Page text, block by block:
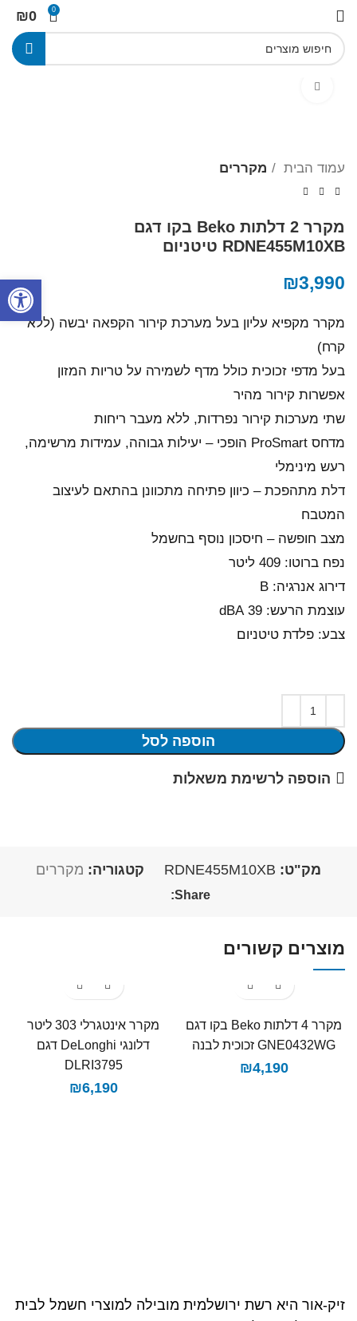
0
₪0
עמוד הבית מקררים
מקרר ‏2 דלתות Beko בקו ‏דגם
RDNE455M10XB טיטניום
₪3,990
מקרר מקפיא עליון בעל מערכת קירור הקפאה יבשה (ללא
קרח)
בעל מדפי זכוכית כולל מדף לשמירה על טריות המזון
אפשרות קירור מהיר
שתי מערכות קירור נפרדות, ללא מעבר ריחות
מדחס ProSmart הופכי – יעילות גבוהה, עמידות מרשימה,
רעש מינימלי
דלת מתהפכת – כיוון פתיחה מתכוונן בהתאם לעיצוב
המטבח
מצב חופשה – חיסכון נוסף בחשמל
נפח ברוטו: 409 ליטר
דירוג אנרגיה: B
עוצמת הרעש: 39 dBA
צבע: פלדת טיטניום
הוספה לסל
הוספה לרשימת משאלות
מק"ט: RDNE455M10XB קטגוריה: מקררים
Share:
מוצרים קשורים
מקרר ‏4 דלתות Beko בקו ‏דגם
GNE0432WG זכוכית לבנה
₪4,190
מקרר אינטגרלי 303 ליטר
דלונגי DeLonghi דגם
DLRI3795
₪6,190
זיק-אור היא רשת ירושלמית מובילה למוצרי חשמל לבית
פתח